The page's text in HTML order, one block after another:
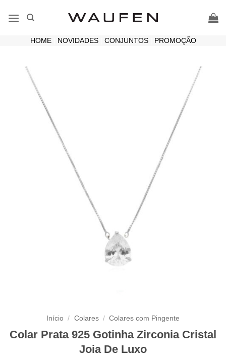
HOME| NOVIDADES| CONJUNTOS| PROMOÇÃO
Início / Colares / Colares com Pingente
Colar Prata 925 Gotinha Zirconia Cristal
Joia De Luxo